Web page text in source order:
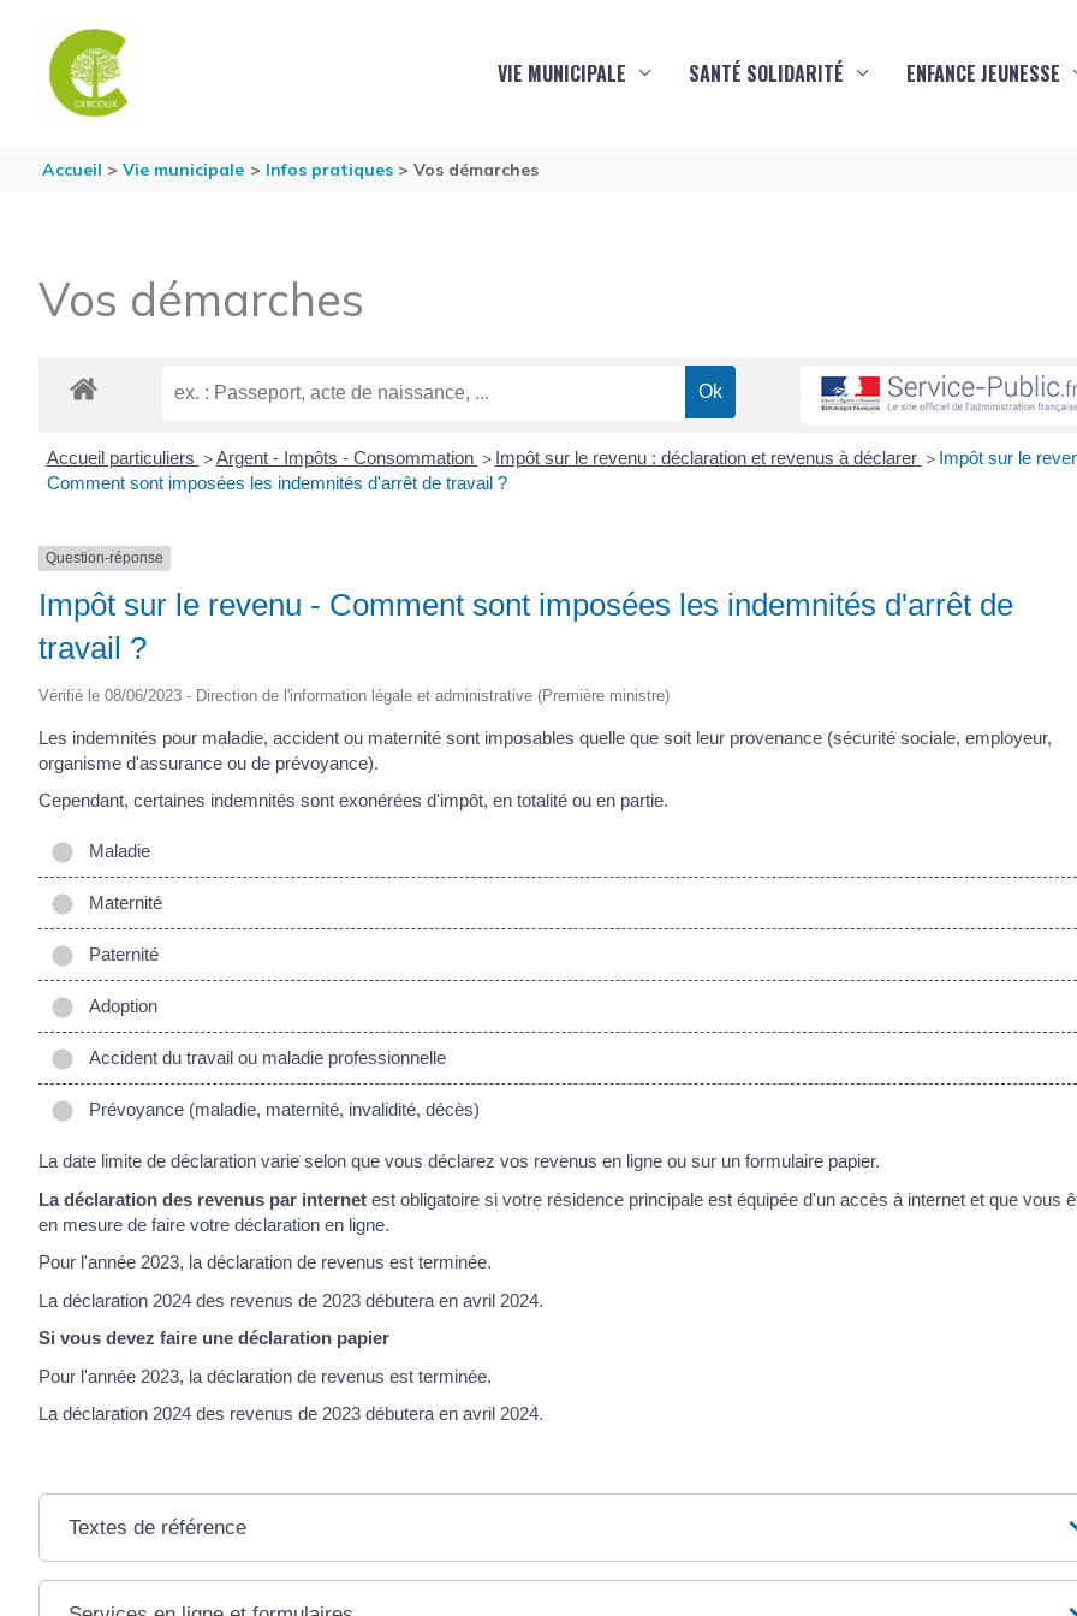
VIE MUNICIPALE SANTÉ SOLIDARITÉ ENFANCE JEUNESSE
Accueil Vie municipale Infos pratiques Vos démarches
Vos démarches
Accueil particuliers > Argent - Impôts - Consommation > Impôt sur le revenu : déclaration et revenus à déclarer > Impôt sur le
Comment sont imposées les indemnités d'arrêt de travail ?
Question-réponse
Impôt sur le revenu - Comment sont imposées les indemnités d'arrêt de
travail ?
Vérifié le 08/06/2023 - Direction de l'information légale et administrative (Première ministre)
Les indemnités pour maladie, accident ou maternité sont imposables quelle que soit leur provenance (sécurité sociale, employeur,
organisme d'assurance ou de prévoyance).
Cependant, certaines indemnités sont exonérées d'impôt, en totalité ou en partie.
Maladie
Maternité
Paternité
Adoption
Accident du travail ou maladie professionnelle
Prévoyance (maladie, maternité, invalidité, décès)
La date limite de déclaration varie selon que vous déclarez vos revenus en ligne ou sur un formulaire papier.
La déclaration des revenus par internet est obligatoire si votre résidence principale est équipée d'un accès à internet et que vous
en mesure de faire votre déclaration en ligne.
Pour l'année 2023, la déclaration de revenus est terminée.
La déclaration 2024 des revenus de 2023 débutera en avril 2024.
Si vous devez faire une déclaration papier
Pour l'année 2023, la déclaration de revenus est terminée.
La déclaration 2024 des revenus de 2023 débutera en avril 2024.
Textes de référence